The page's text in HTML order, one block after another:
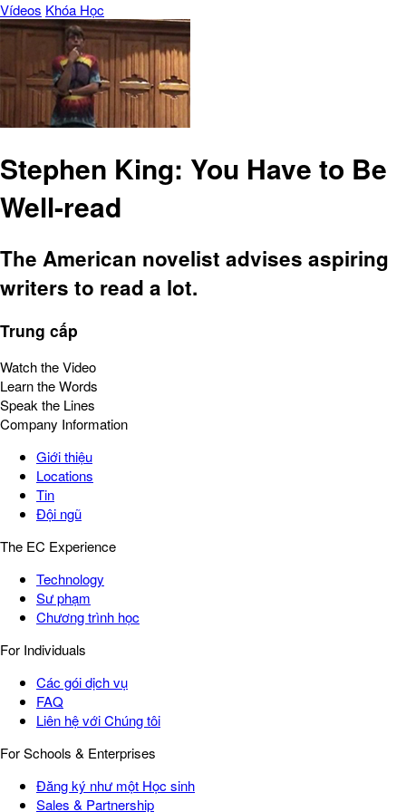
Vídeos Khóa Học
Stephen King: You Have to Be
Well-read
The American novelist advises aspiring
writers to read a lot.
Trung cấp
Watch the Video
Learn the Words
Speak the Lines
Company Information
Giới thiệu
Locations
Tin
Đội ngũ
The EC Experience
Technology
Sư phạm
Chương trình học
For Individuals
Các gói dịch vụ
FAQ
Liên hệ với Chúng tôi
For Schools & Enterprises
Đăng ký như một Học sinh
Sales & Partnership